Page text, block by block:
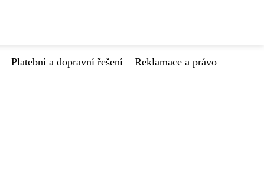
Platební a dopravní řešení
Reklamace a právo